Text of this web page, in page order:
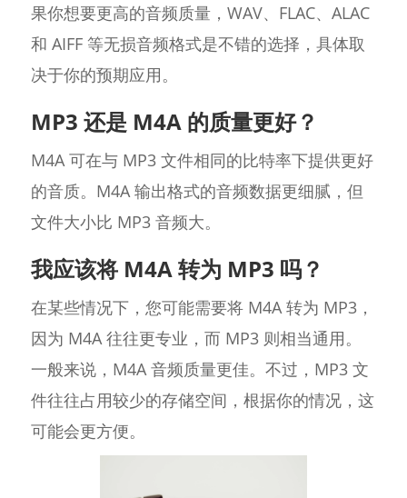
果你想要更高的音频质量，WAV、FLAC、ALAC
和 AIFF 等无损音频格式是不错的选择，具体取
决于你的预期应用。
MP3 还是 M4A 的质量更好？
M4A 可在与 MP3 文件相同的比特率下提供更好
的音质。M4A 输出格式的音频数据更细腻，但
文件大小比 MP3 音频大。
我应该将 M4A 转为 MP3 吗？
在某些情况下，您可能需要将 M4A 转为 MP3，
因为 M4A 往往更专业，而 MP3 则相当通用。
一般来说，M4A 音频质量更佳。不过，MP3 文
件往往占用较少的存储空间，根据你的情况，这
可能会更方便。